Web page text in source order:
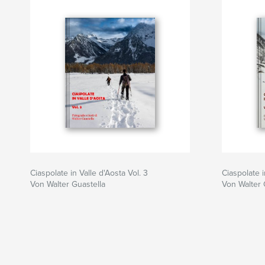
Ciaspolate in Valle d'Aosta Vol. 3
Von Walter Guastella
Ciaspolate
Von Walter